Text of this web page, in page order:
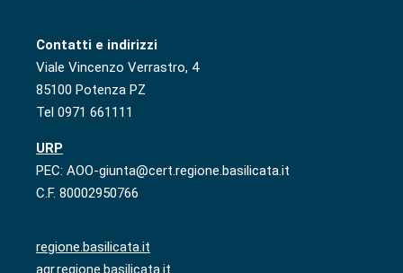
Contatti e indirizzi
Viale Vincenzo Verrastro, 4
85100 Potenza PZ
Tel 0971 661111
URP
PEC: AOO-giunta@cert.regione.basilicata.it
C.F. 80002950766
regione.basilicata.it
agr.regione.basilicata.it